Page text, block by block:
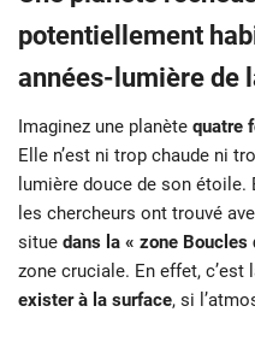
potentiellement
années-lumière de
Imaginez une planète quatre
Elle n’est ni trop chaude ni
lumière douce de son étoile.
les chercheurs ont trouvé
situe dans la « zone Boucles
zone cruciale. En effet, c’est
exister à la surface, si